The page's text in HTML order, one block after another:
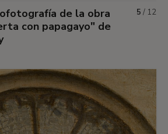
de la obra
con papagayo" de
5 / 12